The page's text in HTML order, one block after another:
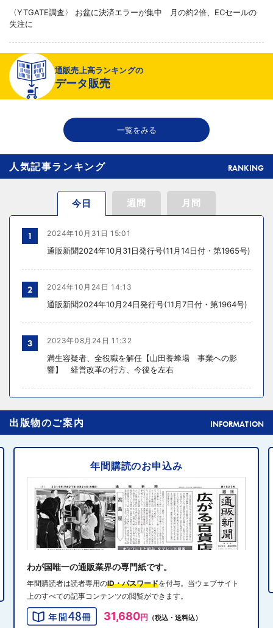
〈YTGATE調査〉 お盆に決済エラーが集中 月の約2倍、ECセールの
失注に
2026年08月06日 19:01
〈注目企業のEC戦略〉 イズミセが豊富な品揃えで差別化、酒類ECでモ
ール軸に50店展開
2026年08月06日 18:50
THE RICHが149の温浴施設で広告、都内29店舗で製品導入
通販売上高ランキングの
データ販売
一覧をみる
人気記事ランキング RANKING
今日 週間 月間
1 2024年10月31日 15:01
通販新聞2024年10月31日発行号(11月14日付・第1965号)
2 2024年10月24日 14:13
通販新聞2024年10月24日発行号(11月7日付・第1964号)
3 2023年08月24日 11:32
満生容疑者、全役職を解任【山田養蜂場 事業への影
響】 経営改革の行方、今後を左右
4
元ディノスの石川森生氏、ECのプロフェッショナルらの
共助型ネットワーク組織立ち上げ
2024年10月31日 14:10
消費者庁、美容液通販に特定商取引法違反で9カ月の業務
停止命令
2024年10月31日 14:32
り込み
2024年10月31日 13:40
QVCジャパンがゾゾと”コーデ対決”、”千葉愛”テーマにフ
出版物のご案内 INFORMATION
年間購読のお申込み
わが国唯一の通販業界の専門紙です。
年間購読者は読者専用のID・パスワードを付与。当ウェブサイト
上のすべての記事コンテンツの閲覧ができます。
31,680円 （税込・送料込）